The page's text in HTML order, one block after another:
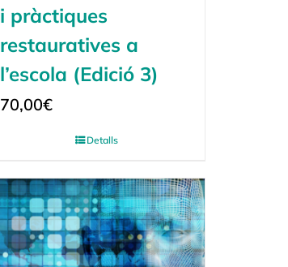
i pràctiques
restauratives a
l’escola (Edició 3)
70,00€
Detalls